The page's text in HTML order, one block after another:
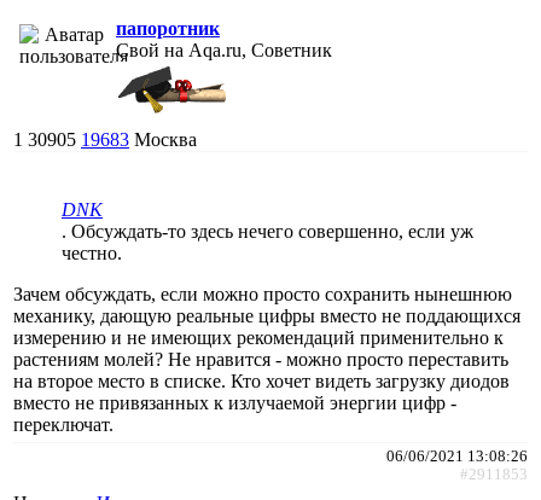
папоротник
Свой на Aqa.ru, Советник
1 30905 19683 Москва
DNK
. Обсуждать-то здесь нечего совершенно, если уж
честно.
Зачем обсуждать, если можно просто сохранить нынешнюю
механику, дающую реальные цифры вместо не поддающихся
измерению и не имеющих рекомендаций применительно к
растениям молей? Не нравится - можно просто переставить
на второе место в списке. Кто хочет видеть загрузку диодов
вместо не привязанных к излучаемой энергии цифр -
переключат.
06/06/2021 13:08:26
#2911853